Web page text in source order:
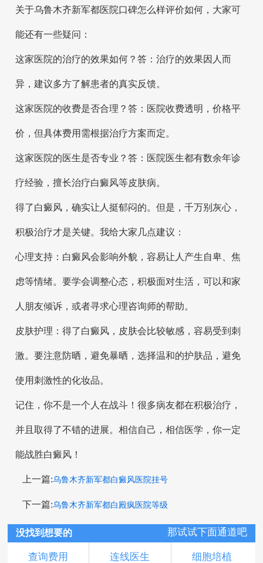
关于乌鲁木齐新军都医院口碑怎么样评价如何，大家可
能还有一些疑问：
这家医院的治疗的效果如何？答：治疗的效果因人而
异，建议多方了解患者的真实反馈。
这家医院的收费是否合理？答：医院收费透明，价格平
价，但具体费用需根据治疗方案而定。
这家医院的医生是否专业？答：医院医生都有数余年诊
疗经验，擅长治疗白癜风等皮肤病。
得了白癜风，确实让人挺郁闷的。但是，千万别灰心，
积极治疗才是关键。我给大家几点建议：
心理支持：白癜风会影响外貌，容易让人产生自卑、焦
虑等情绪。要学会调整心态，积极面对生活，可以和家
人朋友倾诉，或者寻求心理咨询师的帮助。
皮肤护理：得了白癜风，皮肤会比较敏感，容易受到刺
激。要注意防晒，避免暴晒，选择温和的护肤品，避免
使用刺激性的化妆品。
记住，你不是一个人在战斗！很多病友都在积极治疗，
并且取得了不错的进展。相信自己，相信医学，你一定
能战胜白癜风！
上一篇:乌鲁木齐新军都白癜风医院挂号
下一篇:乌鲁木齐新军都白殿疯医院等级
没找到想要的 那试试下面通道吧
查询费用 连线医生 细胞培植